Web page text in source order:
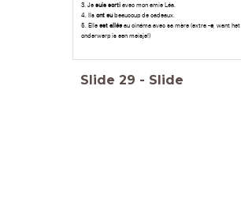
3. Je suis sortiavec mon amie Léa.
4. Ils ont eubeaucoup de cadeaux.
5. Elle est alléeau cinéma avec sa mère (extra -e, want het
onderwerp is een meisje!)
Slide 29 - Slide